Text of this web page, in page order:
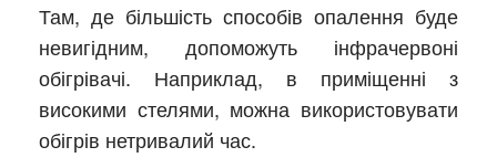
Там, де більшість способів опалення буде
невигідним, допоможуть інфрачервоні
обігрівачі. Наприклад, в приміщенні з
високими стелями, можна використовувати
обігрів нетривалий час.